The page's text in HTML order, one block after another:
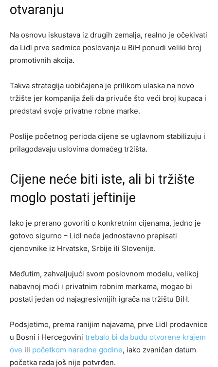
otvaranju
Na osnovu iskustava iz drugih zemalja, realno je očekivati
da Lidl prve sedmice poslovanja u BiH ponudi veliki broj
promotivnih akcija.
Takva strategija uobičajena je prilikom ulaska na novo
tržište jer kompanija želi da privuče što veći broj kupaca i
predstavi svoje privatne robne marke.
Poslije početnog perioda cijene se uglavnom stabilizuju i
prilagođavaju uslovima domaćeg tržišta.
Cijene neće biti iste, ali bi tržište
moglo postati jeftinije
Iako je prerano govoriti o konkretnim cijenama, jedno je
gotovo sigurno – Lidl neće jednostavno prepisati
cjenovnike iz Hrvatske, Srbije ili Slovenije.
Međutim, zahvaljujući svom poslovnom modelu, velikoj
nabavnoj moći i privatnim robnim markama, mogao bi
postati jedan od najagresivnijih igrača na tržištu BiH.
Podsjetimo, prema ranijim najavama, prve Lidl prodavnice
u Bosni i Hercegovini trebalo bi da budu otvorene krajem
ove ili početkom naredne godine, iako zvaničan datum
početka rada još nije potvrđen.